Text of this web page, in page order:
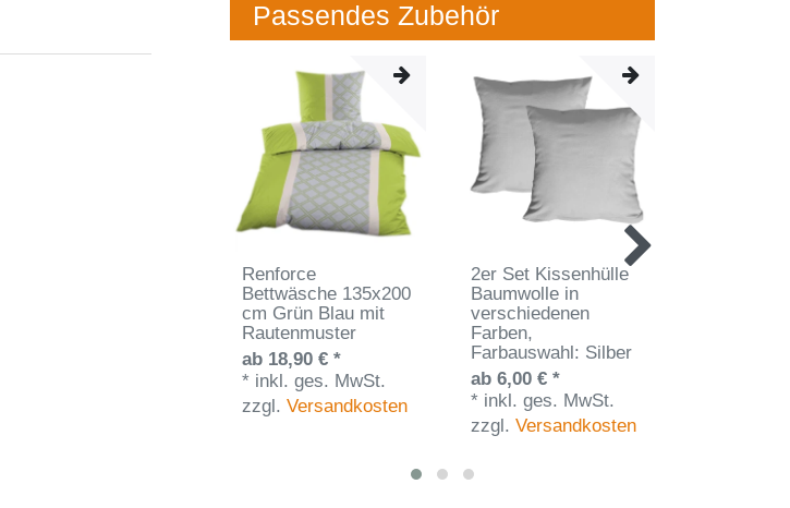
Passendes Zubehör
Renforce
Bettwäsche 135x200
cm Grün Blau mit
Rautenmuster
ab 18,90 € *
* inkl. ges. MwSt.
zzgl. Versandkosten
2er Set Kissenhülle
Baumwolle in
verschiedenen
Farben,
Farbauswahl: Silber
ab 6,00 € *
* inkl. ges. MwSt.
zzgl. Versandkosten